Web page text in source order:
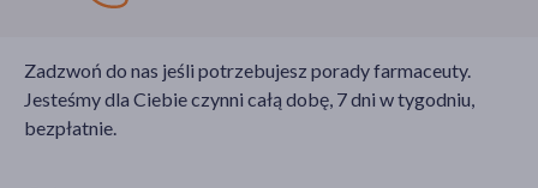
Zadzwoń do nas jeśli potrzebujesz porady farmaceuty.
Jesteśmy dla Ciebie czynni całą dobę, 7 dni w tygodniu,
bezpłatnie.